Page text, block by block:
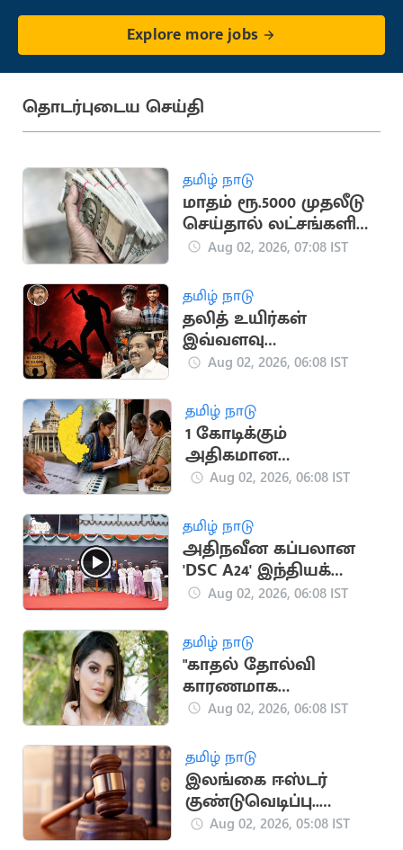
Explore more jobs
தொடர்புடைய செய்தி
தமிழ் நாடு
மாதம் ரூ.5000 முதலீடு
செய்தால் லட்சங்களில்
ரிட்டன்
Aug 02, 2026, 07:08 IST
தமிழ் நாடு
தலித் உயிர்கள்
இவ்வளவு
மலிவானவையா? -
Aug 02, 2026, 06:08 IST
தமிழ் நாடு
1 கோடிக்கும்
அதிகமான
வாக்காளர்களின்
Aug 02, 2026, 06:08 IST
தமிழ் நாடு
அதிநவீன கப்பலான
'DSC A24' இந்தியக்
கடற்படையில்
Aug 02, 2026, 06:08 IST
தமிழ் நாடு
"காதல் தோல்வி
காரணமாக
தனிமையில்
யாஷிகா ஆனந்த்
Aug 02, 2026, 06:08 IST
தமிழ் நாடு
இலங்கை ஈஸ்டர்
குண்டுவெடிப்பு..
காவல்துறை அதிகாரி,
Aug 02, 2026, 05:08 IST